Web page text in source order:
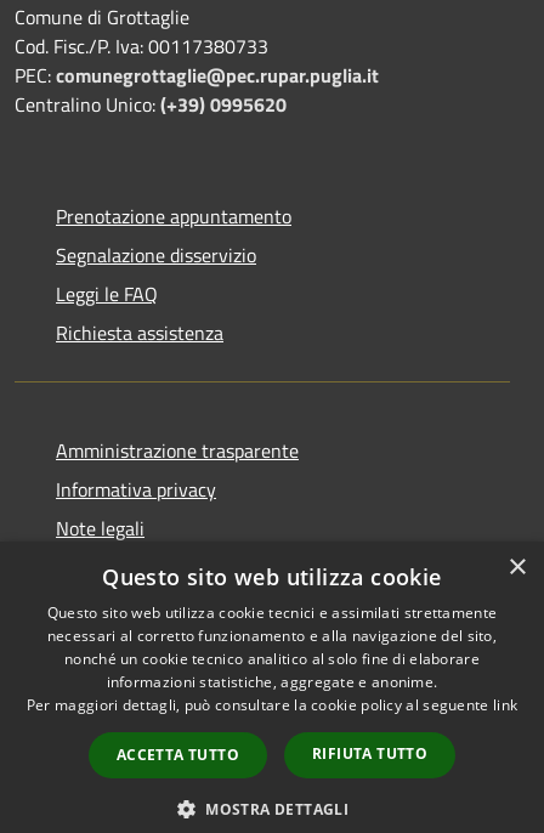
Comune di Grottaglie
Cod. Fisc./P. Iva: 00117380733
PEC:comunegrottaglie@pec.rupar.puglia.it
Centralino Unico:(+39) 0995620
Prenotazione appuntamento
Segnalazione disservizio
Leggi le FAQ
Richiesta assistenza
Amministrazione trasparente
Informativa privacy
Note legali
Dichiarazione di accessibilità
Accessibilità
Copyright © 2026 • Comune di
Grottaglie • Powered by
Municipium•
Accesso
redazione
×
Questo sito web utilizza cookie
Questo sito web utilizza cookie tecnici e assimilati strettamente
necessari al corretto funzionamento e alla navigazione del sito,
nonché un cookie tecnico analitico al solo fine di elaborare
informazioni statistiche, aggregate e anonime.
Per maggiori dettagli, può consultare la cookie policy al seguente link
ACCETTA TUTTO RIFIUTA TUTTO
MOSTRA DETTAGLI